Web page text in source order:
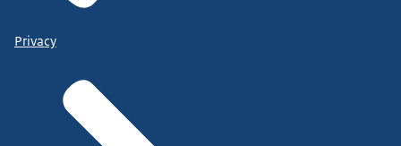
Privacy